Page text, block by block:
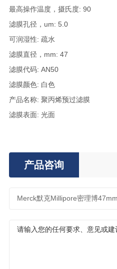
最高操作温度，摄氏度: 90
滤膜孔径，um: 5.0
可润湿性: 疏水
滤膜直径，mm: 47
滤膜代码: AN50
滤膜颜色: 白色
产品名称: 聚丙烯预过滤膜
滤膜表面: 光面
产品咨询